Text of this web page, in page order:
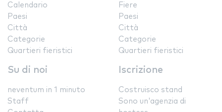
Calendario
Paesi
Città
Categorie
Quartieri fieristici
Fiere
Paesi
Città
Categorie
Quartieri fieristici
Su di noi
neventum in 1 minuto
Staff
Iscrizione
Costruisco stand
Sono un'agenzia di